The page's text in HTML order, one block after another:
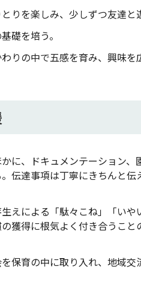
りを楽しみ、少しずつ友達と
礎を培う。
りの中で五感を育み、興味を
に、ドキュメンテーション、
伝達事項は丁寧にきちんと
えによる「駄々こね」「い
獲得に根気よく付き合うこ
保育の中に取り入れ、地域